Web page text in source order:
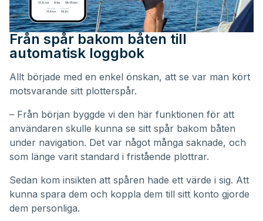
Från spår bakom båten till
automatisk loggbok
Allt började med en enkel önskan, att se var man kört
motsvarande sitt plotterspår.
– Från början byggde vi den här funktionen för att
användaren skulle kunna se sitt spår bakom båten
under navigation. Det var något många saknade, och
som länge varit standard i fristående plottrar.
Sedan kom insikten att spåren hade ett värde i sig. Att
kunna spara dem och koppla dem till sitt konto gjorde
dem personliga.